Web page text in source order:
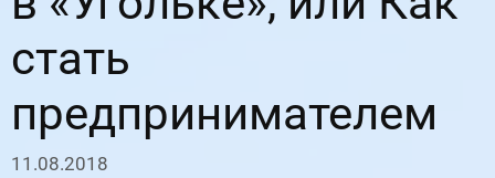
стать
предпринимателем
11.08.2018